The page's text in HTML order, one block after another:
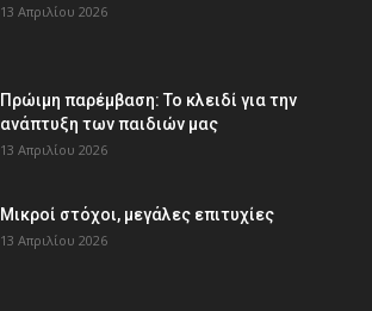
13 Απριλίου 2026
Πρώιμη παρέμβαση: Το κλειδί για την
ανάπτυξη των παιδιών µας
13 Απριλίου 2026
Μικροί στόχοι, μεγάλες επιτυχίες
13 Απριλίου 2026